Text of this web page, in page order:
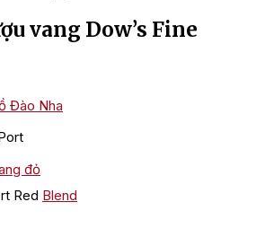
vang Dow’s Fine
Đào Nha
đỏ
Red Blend